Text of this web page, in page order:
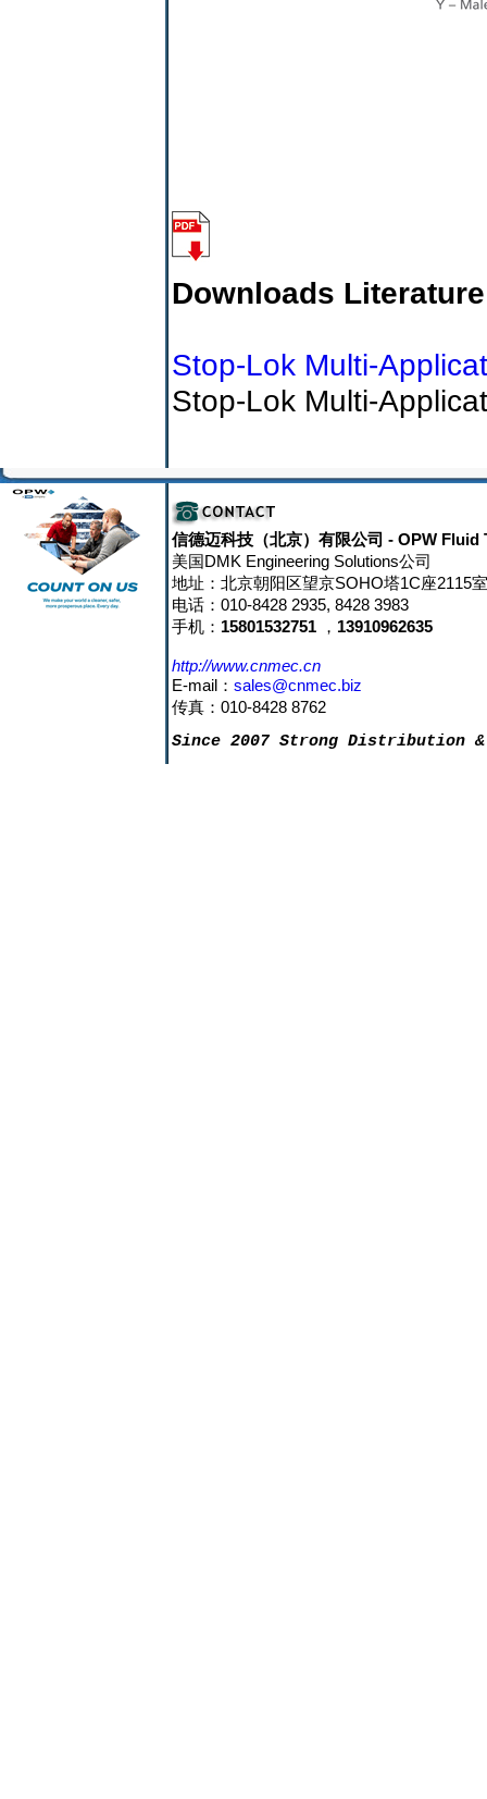
Downloads Literature
Stop-Lok Multi-
Stop-Lok Multi-
信德迈科技（北京）有限公司 - OPW Fluid
美国DMK Engineering Solutions公司
地址：北京朝阳区望京SOHO塔1C座2115
电话：010-8428 2935, 8428 3983
手机： 15801532751 ， 13910962635
http://www.cnmec.cn
E-mail： sales@cnmec.biz
传真：010-8428 8762
Since 2007 Strong Distribution